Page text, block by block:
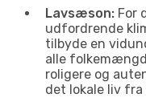
Lavsæson: For
udfordrende
tilbyde en
alle
roligere og
det lokale liv